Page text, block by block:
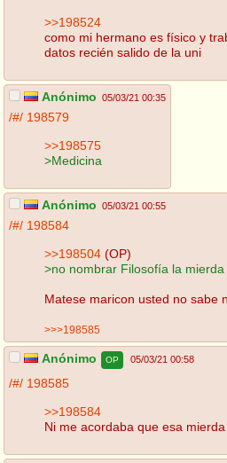
>>198524
como mi hermano es físico y
datos recién salido de la uni
Anónimo 05/03/21 00:35
/#/ 198579
>>198575
>Medicina
Anónimo 05/03/21 00:55
/#/ 198584
>>198504 (OP)
>no nombrar Filosofía la
Matese maricon usted no sabe
>>>198585
Anónimo OP 05/03/21 00:58
/#/ 198585
>>198584
Ni me acordaba que esa